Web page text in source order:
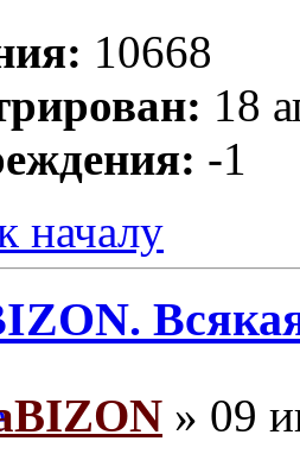
10668
18
-1
началу
» 09